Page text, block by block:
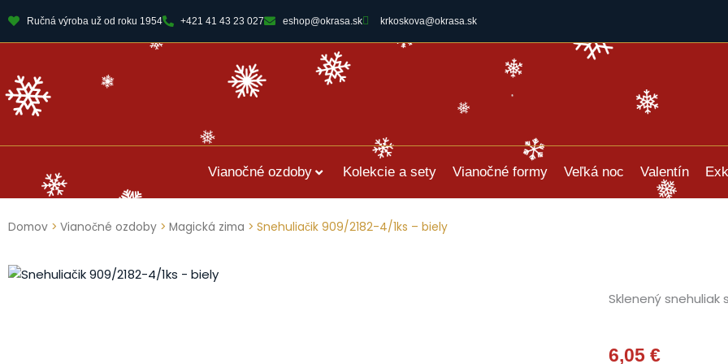
Ručná výroba už od roku 1954 +421 41 43 23 027 eshop@okrasa.sk krkoskova@okrasa.sk
Vianočné ozdoby Kolekcie a sety Vianočné formy Veľká noc Valentín
Domov > Vianočné ozdoby > Magická zima > Snehuliačik 909/2182-4/1ks – biely
Sklenený snehuliak
6,05€